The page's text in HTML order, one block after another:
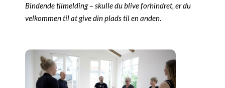
Bindende tilmelding – skulle du blive forhindret, er du
velkommen til at give din plads til en anden.